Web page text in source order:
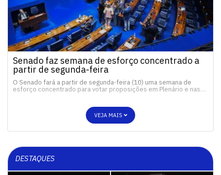
Senado faz semana de esforço concentrado a
partir de segunda-feira
O Senado fará a partir de segunda-feira (10) uma semana de
esforço concentrado para votar proposições em Plenário e nas…
VEJA MAIS
DESTAQUES